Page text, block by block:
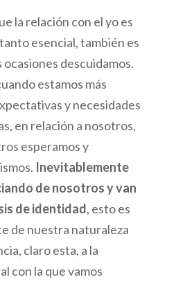
la relación con el yo es
esencial, también es
ocasiones descuidamos.
estamos más
y necesidades
en relación a nosotros,
esperamos y
Inevitablemente
de nosotros y van
de identidad, esto es
de nuestra naturaleza
claro esta, a la
con la que vamos